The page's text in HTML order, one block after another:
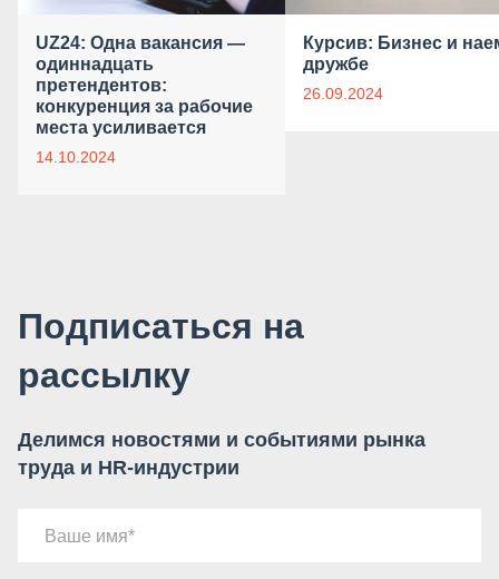
UZ24: Одна вакансия —
одиннадцать
претендентов:
конкуренция за рабочие
места усиливается
14.10.2024
Курсив: Бизнес и
дружбе
26.09.2024
Подписаться на
рассылку
Делимся новостями и событиями рынка
труда и HR-индустрии
Ваше имя